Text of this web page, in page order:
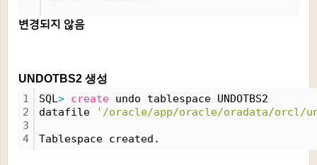
변경되지 않음
UNDOTBS2 생성
1
2
3
4
SQL> create undo tablespace UNDOTBS2
datafile
'/oracle/app/oracle/oradata/orcl/
Tablespace created.